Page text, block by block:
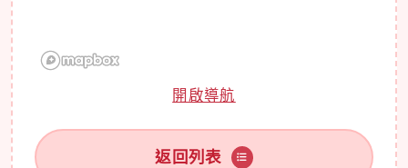
開啟導航
返回列表